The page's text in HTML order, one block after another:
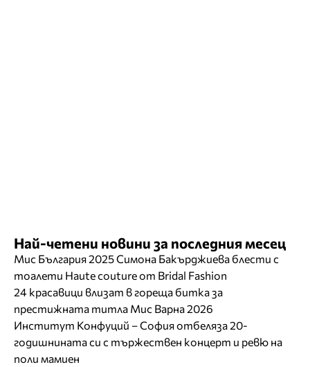
Най-четени новини за последния месец
Мис България 2025 Симона Бакърджиева блести с
тоалети Haute couture от Bridal Fashion
24 красавици влизат в гореща битка за
престижната титла Мис Варна 2026
Институт Конфуций – София отбеляза 20-
годишнината си с тържествен концерт и ревю на
поли мамиен